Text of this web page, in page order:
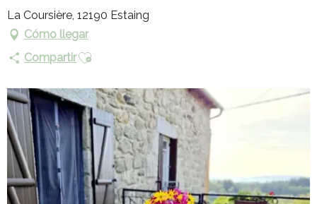
La Coursière, 12190 Estaing
Cómo llegar
CompartirAjouter aux favoris